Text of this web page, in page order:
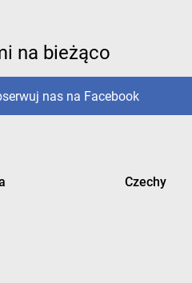
na bieżąco
nas na Facebook
Czechy